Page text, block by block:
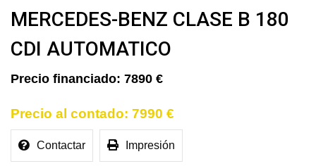
MERCEDES-BENZ CLASE B 180
CDI AUTOMATICO
7890 €
7990 €
Contactar Impresión